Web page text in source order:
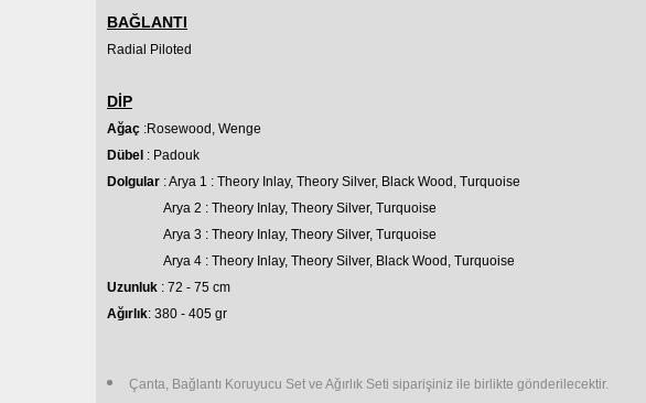
BAĞLANTI
Radial Piloted
DİP
Ağaç :Rosewood, Wenge
Dübel : Padouk
Dolgular : Arya 1 : Theory Inlay, Theory Silver, Black Wood, Turquoise
Arya 2 : Theory Inlay, Theory Silver, Turquoise
Arya 3 : Theory Inlay, Theory Silver, Turquoise
Arya 4 : Theory Inlay, Theory Silver, Black Wood, Turquoise
Uzunluk : 72 - 75 cm
Ağırlık: 380 - 405 gr
Çanta, Bağlantı Koruyucu Set ve Ağırlık Seti siparişiniz ile birlikte gönderilecektir.